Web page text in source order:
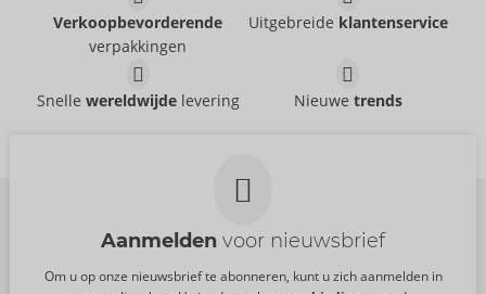
Verkoopbevorderende
verpakkingen
Uitgebreide klantenservice
Snelle wereldwijdelevering Nieuwe trends
Aanmelden voor nieuwsbrief
Om u op onze nieuwsbrief te abonneren, kunt u zich aanmelden in